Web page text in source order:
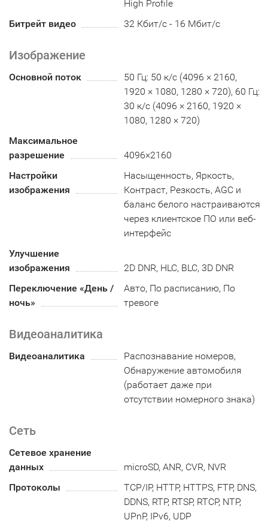
High Profile
Битрейт видео
32 Кбит/с - 16 Мбит/с
Изображение
Основной поток
50 Гц: 50 к/с (4096 × 2160,
1920 × 1080, 1280 × 720), 60 Гц:
30 к/с (4096 × 2160, 1920 ×
1080, 1280 × 720)
Максимальное
разрешение
4096×2160
Настройки
изображения
Насыщенность, Яркость,
Контраст, Резкость, AGC и
баланс белого настраиваются
через клиентское ПО или веб-
интерфейс
Улучшение
изображения
2D DNR, HLC, BLC, 3D DNR
Переключение «День /
ночь»
Авто, По расписанию, По
тревоге
Видеоаналитика
Видеоаналитика
Распознавание номеров,
Обнаружение автомобиля
(работает даже при
отсутствии номерного знака)
Сеть
Сетевое хранение
данных
microSD, ANR, CVR, NVR
Протоколы
TCP/IP, HTTP, HTTPS, FTP, DNS,
DDNS, RTP, RTSP, RTCP, NTP,
UPnP, IPv6, UDP